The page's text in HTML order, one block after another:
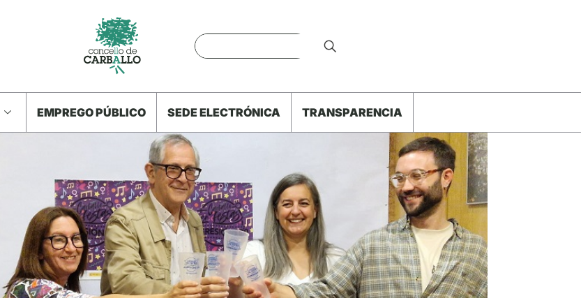
EMPREGO PÚBLICO SEDE ELECTRÓNICA TRANSPARENCIA